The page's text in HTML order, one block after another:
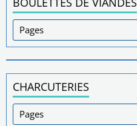
CHARCUTERIES